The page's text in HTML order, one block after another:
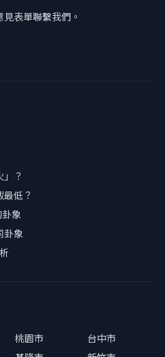
表單聯繫我們。
？
低？
象
卦象
桃園市
台中市